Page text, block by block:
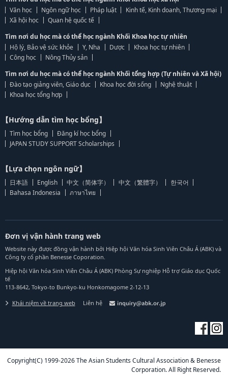
Văn học
Ngôn ngữ học Pháp luật
Kinh tế, Kinh doanh, Thương mại
Xã hội học
Quan hệ quốc tế
Tìm nơi du học mà có thể học ngành Khối Khoa học tự nhiên
Hộ lý, Bảo vệ sức khỏe
Y, Nha Dược
Khoa học tự nhiên
Công học
Nông Thủy sản
Tìm nơi du học mà có thể học ngành Khối tổng hợp (Tự nhiên và Xã hội)
Đào tạo giảng viên, Giáo dục
Khoa học đời sống
Nghệ thuật
Khoa học tổng hợp
【Hướng dẫn tìm học bổng】
Tìm học bổng
Đăng kí học bổng
JAPAN STUDY SUPPORT Scholarships
【Lựa chọn ngôn ngữ】
日本語 English 中文（简体字） 中文（繁體字）
한국어
Bahasa Indonesia
ภาษาไทย
Đơn vị vận hành trang web
Website này được đồng vận hành bởi Hiệp hội Văn hóa Sinh Viên Châu Á (ABK) và
Công ty cổ phần Benesse Coporation.
Hiệp hội Văn hóa Sinh Viên Châu Á (ABK) Phòng Sự nghiệp Hỗ trợ Giáo dục Quốc
tế
113-8642, Tokyo-to Bunkyo-ku Honkomagome 2-12-13
Khái niệm về trang web Liên hệ
Copyright(C) 1999-2026 The Asian Students Cultural Association & Benesse
Corporation. All Right Reserved.